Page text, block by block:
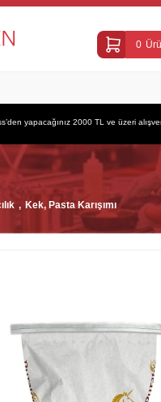
0
yapacağınız 2000 TL ve üzeri
Kek, Pasta Karışımı